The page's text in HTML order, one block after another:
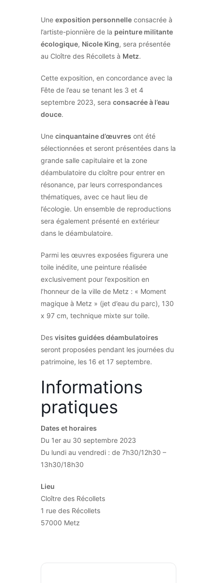
Une exposition personnelle consacrée à
l’artiste-pionnière de la peinture militante
écologique, Nicole King, sera présentée
au Cloître des Récollets à Metz.
Cette exposition, en concordance avec la
Fête de l’eau se tenant les 3 et 4
septembre 2023, sera consacrée à l’eau
douce.
Une cinquantaine d’œuvres ont été
sélectionnées et seront présentées dans la
grande salle capitulaire et la zone
déambulatoire du cloître pour entrer en
résonance, par leurs correspondances
thématiques, avec ce haut lieu de
l’écologie. Un ensemble de reproductions
sera également présenté en extérieur
dans le déambulatoire.
Parmi les œuvres exposées figurera une
toile inédite, une peinture réalisée
exclusivement pour l’exposition en
l’honneur de la ville de Metz : « Moment
magique à Metz » (jet d’eau du parc), 130
x 97 cm, technique mixte sur toile.
Des visites guidées déambulatoires
seront proposées pendant les journées du
patrimoine, les 16 et 17 septembre.
Informations
pratiques
Dates et horaires
Du 1er au 30 septembre 2023
Du lundi au vendredi : de 7h30/12h30 –
13h30/18h30
Lieu
Cloître des Récollets
1 rue des Récollets
57000 Metz